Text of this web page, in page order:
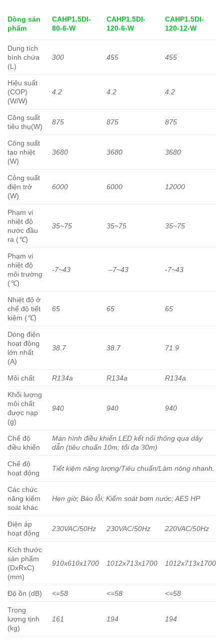
Dòng sản
phẩm
CAHP1.5DI-
80-6-W
CAHP1.5DI-
120-6-W
CAHP1.5DI-
120-12-W
Dung tích
bình chứa
(L)
300 455 455
Hiệu suất
(COP)
(W/W)
4.2 4.2 4.2
Công suất
tiêu thụ(W)
875 875 875
Công suất
tạo nhiệt
(W)
3680 3680 3680
Công suất
điện trở
(W)
6000 6000 12000
Phạm vi
nhiệt độ
nước đầu
ra (℃)
35~75 35~75 35~75
Phạm vi
nhiệt độ
môi trường
(℃)
-7~43 –7~43 -7~43
Nhiệt độ ở
chế độ tiết
kiệm (℃)
65 65 65
Dòng điện
hoạt động
lớn nhất
(A)
38.7 38.7 71.9
Môi chất R134a R134a R134a
Khối lượng
môi chất
được nạp
(g)
940 940 940
Chế độ
điều khiển
Màn hình điều khiển LED kết nối thông qua dây
dẫn (tiêu chuẩn 10m; tối đa 30m)
Chế độ
hoạt động
Tiết kiệm năng lượng/Tiêu chuẩn/Làm nóng nhanh.
Các chức
năng kiểm
soát khác
Hẹn giờ; Báo lỗi; Kiểm soát bơm nước; AES HP
Điện áp
hoạt động
230VAC/50Hz 230VAC/50Hz 220VAC/50Hz
Kích thước
sản phẩm
(DxRxC)
(mm)
910x610x1700 1012x713x1700 1012x713x1700
Độ ồn (dB) <=58 <=58 <=58
Trọng
lượng tịnh
(kg)
161 194 194